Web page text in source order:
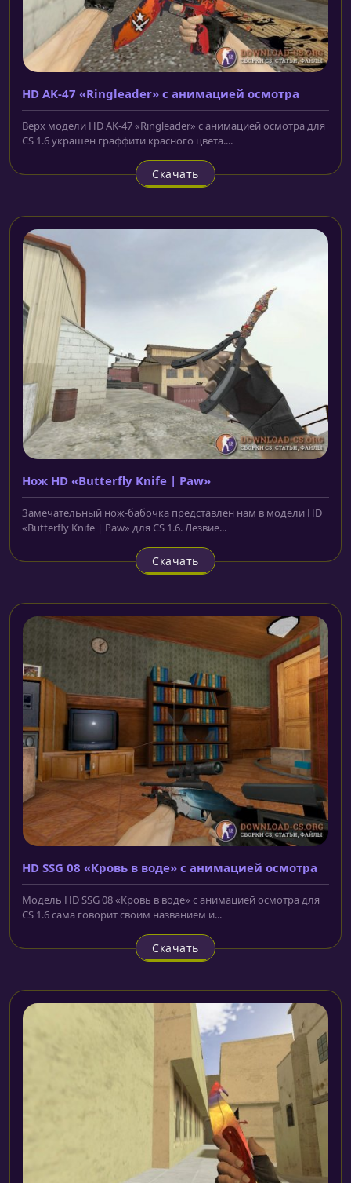
HD AK-47 «Ringleader» с анимацией осмотра
Верх модели HD AK-47 «Ringleader» с анимацией осмотра для
CS 1.6 украшен граффити красного цвета....
Скачать
Нож HD «Butterfly Knife | Paw»
Замечательный нож-бабочка представлен нам в модели HD
«Butterfly Knife | Paw» для CS 1.6. Лезвие...
Скачать
HD SSG 08 «Кровь в воде» с анимацией осмотра
Модель HD SSG 08 «Кровь в воде» с анимацией осмотра для
CS 1.6 сама говорит своим названием и...
Скачать